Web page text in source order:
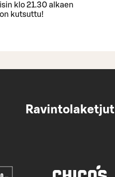
klo 21.30 alkaen
kutsuttu!
Ravintolaketjut